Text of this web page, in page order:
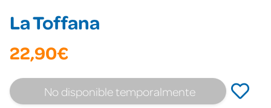
La Toffana
22,90€
No disponible temporalmente